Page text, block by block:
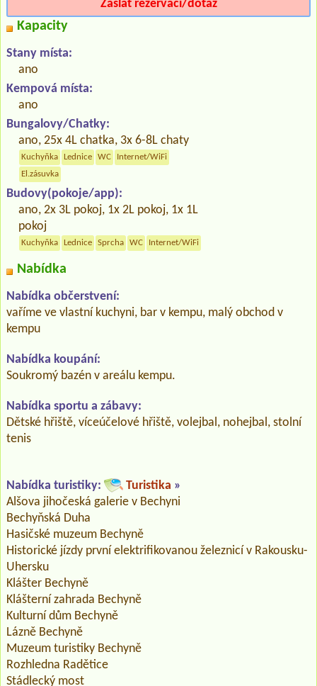
Zaslat rezervaci/dotaz
Kapacity
Stany místa:
ano
Kempová místa:
ano
Bungalovy/Chatky:
ano, 25x 4L chatka, 3x 6-8L chaty
Kuchyňka Lednice WC
Internet/WiFi
El.zásuvka
Budovy(pokoje/app):
ano, 2x 3L pokoj, 1x 2L pokoj, 1x 1L
pokoj
Kuchyňka Lednice Sprcha WC Internet/WiFi
Nabídka
Nabídka občerstvení:
vaříme ve vlastní kuchyni, bar v kempu, malý obchod v
kempu
Nabídka koupání:
Soukromý bazén v areálu kempu.
Nabídka sportu a zábavy:
Dětské hřiště, víceúčelové hřiště, volejbal, nohejbal, stolní
tenis
Nabídka turistiky: Turistika »
Alšova jihočeská galerie v Bechyni
Bechyňská Duha
Hasičské muzeum Bechyně
Historické jízdy první elektrifikovanou železnicí v Rakousku-
Uhersku
Klášter Bechyně
Klášterní zahrada Bechyně
Kulturní dům Bechyně
Lázně Bechyně
Muzeum turistiky Bechyně
Rozhledna Radětice
Stádlecký most